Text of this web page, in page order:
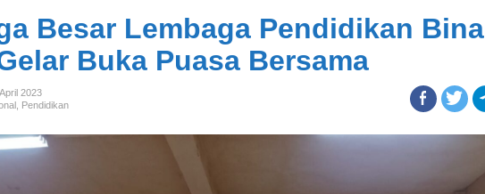
Lembaga
Pendidikan
Bina
Mulya
Gelar
Buka
Bersama
Besar Lembaga Pendidikan Bina
Buka Puasa Bersama
2023
Pendidikan